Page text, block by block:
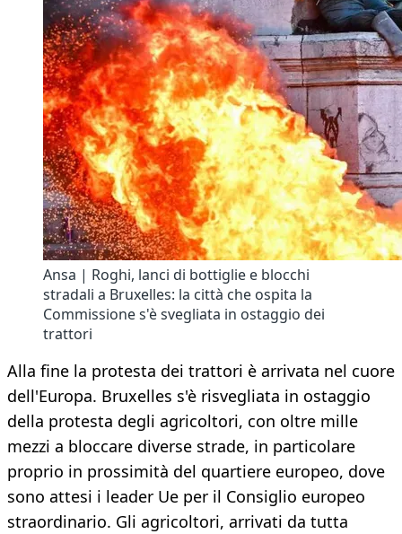
Ansa | Roghi, lanci di bottiglie e blocchi
stradali a Bruxelles: la città che ospita la
Commissione s'è svegliata in ostaggio dei
trattori
Alla fine la protesta dei trattori è arrivata nel cuore
dell'Europa. Bruxelles s'è risvegliata in ostaggio
della protesta degli agricoltori, con oltre mille
mezzi a bloccare diverse strade, in particolare
proprio in prossimità del quartiere europeo, dove
sono attesi i leader Ue per il Consiglio europeo
straordinario. Gli agricoltori, arrivati da tutta